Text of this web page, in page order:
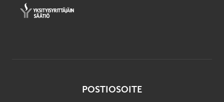
POSTIOSOITE